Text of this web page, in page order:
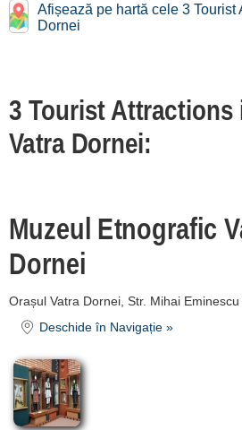
Afișează pe hartă cele 3 Tourist
Dornei
3 Tourist Attractions
Vatra Dornei:
Muzeul Etnografic
Dornei
Orașul Vatra Dornei, Str. Mihai Eminescu
Deschide în Navigație »
attractions in
Dornei [3]
cazare
despre C A R
T A ®
termeni și
contact
login